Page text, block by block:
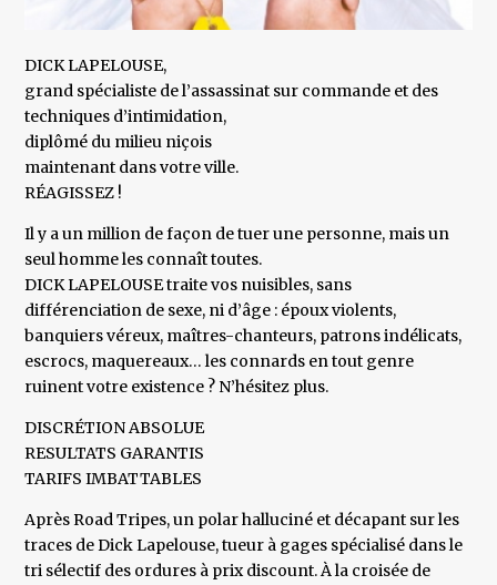
DICK LAPELOUSE,
grand spécialiste de l’assassinat sur commande et des
techniques d’intimidation,
diplômé du milieu niçois
maintenant dans votre ville.
RÉAGISSEZ !
Il y a un million de façon de tuer une personne, mais un
seul homme les connaît toutes.
DICK LAPELOUSE traite vos nuisibles, sans
différenciation de sexe, ni d’âge : époux violents,
banquiers véreux, maîtres-chanteurs, patrons indélicats,
escrocs, maquereaux… les connards en tout genre
ruinent votre existence ? N’hésitez plus.
DISCRÉTION ABSOLUE
RESULTATS GARANTIS
TARIFS IMBATTABLES
Après Road Tripes, un polar halluciné et décapant sur les
traces de Dick Lapelouse, tueur à gages spécialisé dans le
tri sélectif des ordures à prix discount. À la croisée de